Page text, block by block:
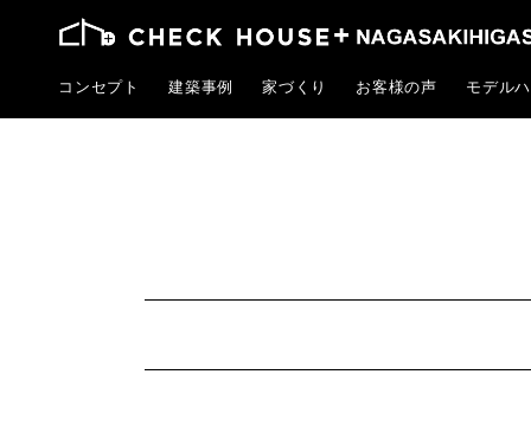
コンセプト 建築事例 家づくり お客様の声 モデル